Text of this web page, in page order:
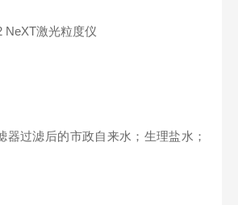
NeXT激光粒度仪
器过滤后的市政自来水；生理盐水；